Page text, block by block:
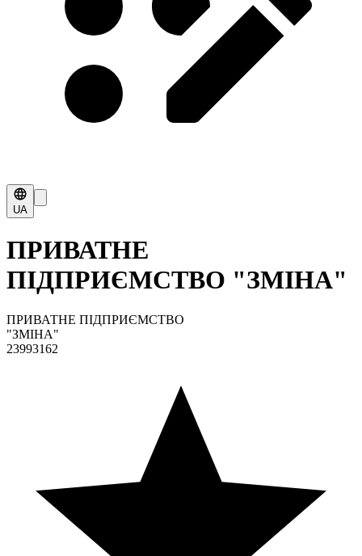
UA
ПРИВАТНЕ
ПІДПРИЄМСТВО "ЗМІНА"
ПРИВАТНЕ ПІДПРИЄМСТВО
"ЗМІНА"
23993162